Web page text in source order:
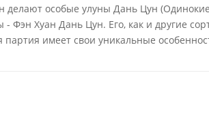
делают особые улуны Дань Цун
- Фэн Хуан Дань Цун. Его, как и другие
партия имеет свои уникальные